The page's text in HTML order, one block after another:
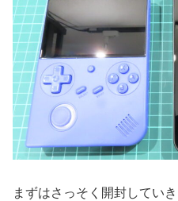
まずはさっそく開封してい